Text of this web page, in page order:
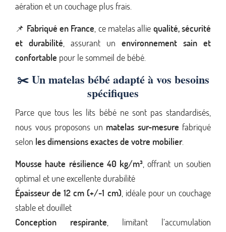
aération et un couchage plus frais.
📌 Fabriqué en France, ce matelas allie qualité, sécurité
et durabilité, assurant un environnement sain et
confortable pour le sommeil de bébé.
✂️ Un matelas bébé adapté à vos besoins
spécifiques
Parce que tous les lits bébé ne sont pas standardisés,
nous vous proposons un matelas sur-mesure fabriqué
selon les dimensions exactes de votre mobilier.
Mousse haute résilience 40 kg/m³, offrant un soutien
optimal et une excellente durabilité
Épaisseur de 12 cm (+/-1 cm), idéale pour un couchage
stable et douillet
Conception respirante, limitant l’accumulation